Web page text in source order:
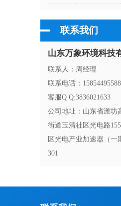
联系我们
山东万象环境科技
联系人：周经理
联系电话：15854495588
客服Q Q:3836021633
公司地址：山东省潍坊
街道玉清社区光电路
区光电产业加速器（一
301